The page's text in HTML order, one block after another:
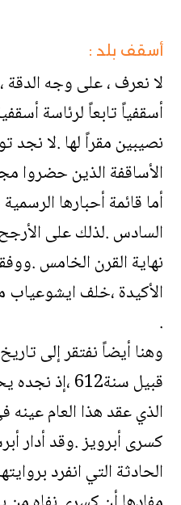
أسقف بلد :
لا نعرف ، على وجه
أسقفياً تابعاً لرئاسة
نصيبين مقراً لها .لا نجد
الأساقفة الذين حضروا
أما قائمة أحبارها
السادس .لذلك على
نهاية القرن الخامس
الأكيدة ،خلف
.
وهنا أيضاً نفتقر إلى
قبيل سنة612
الذي عقد هذا العام
كسرى أبرويز .وقد أدار
الحادثة التي انفرد